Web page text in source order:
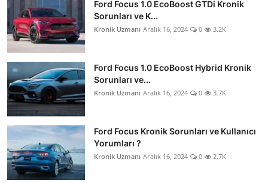
Ford Focus 1.0 EcoBoost GTDi Kronik
Sorunları ve K...
Kronik Uzmanı Aralık 16, 2024 0 3.2K
Ford Focus 1.0 EcoBoost Hybrid Kronik
Sorunları ve...
Kronik Uzmanı Aralık 16, 2024 0 3.7K
Ford Focus Kronik Sorunları ve Kullanıcı
Yorumları ?
Kronik Uzmanı Aralık 16, 2024 0 2.7K